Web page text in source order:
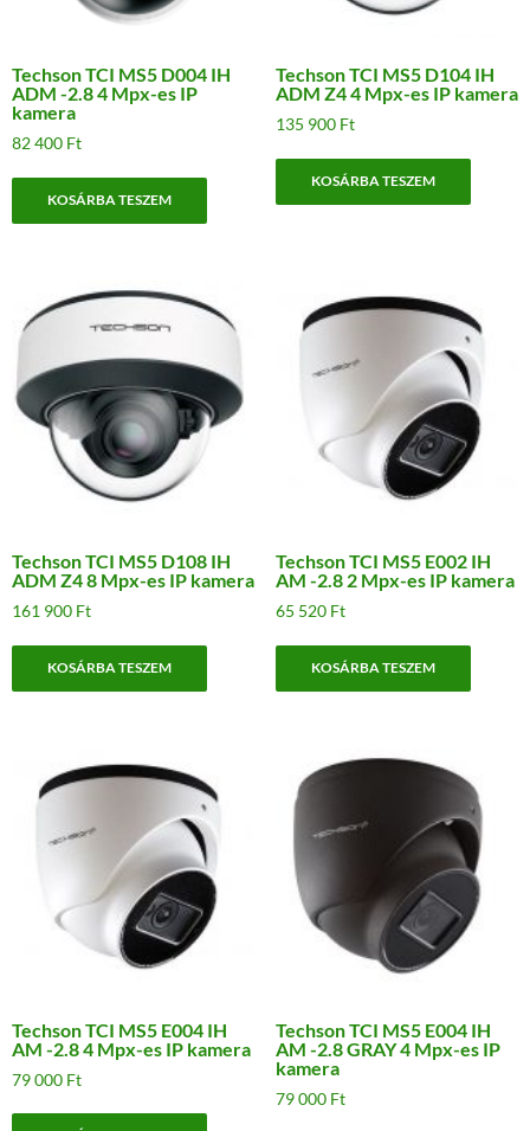
Techson TCI MS5 D004 IH
ADM -2.8 4 Mpx-es IP
kamera
82 400 Ft
KOSÁRBA TESZEM
Techson TCI MS5 D104 IH
ADM Z4 4 Mpx-es IP kamera
135 900 Ft
KOSÁRBA TESZEM
Techson TCI MS5 D108 IH
ADM Z4 8 Mpx-es IP kamera
161 900 Ft
KOSÁRBA TESZEM
Techson TCI MS5 E002 IH
AM -2.8 2 Mpx-es IP kamera
65 520 Ft
KOSÁRBA TESZEM
Techson TCI MS5 E004 IH
AM -2.8 4 Mpx-es IP kamera
79 000 Ft
Techson TCI MS5 E004 IH
AM -2.8 GRAY 4 Mpx-es IP
kamera
79 000 Ft